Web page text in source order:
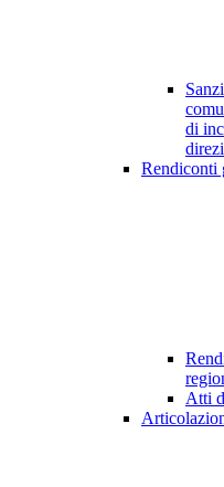
di
Rendiconti
Atti